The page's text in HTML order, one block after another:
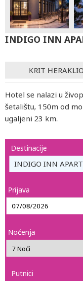
INDIGO INN
KRIT
Hotel se nalazi u
šetalištu, 150m od
ugaljeni 23 km.
Destinacije
INDIGO INN
Prijava
Noćenja
Putnici